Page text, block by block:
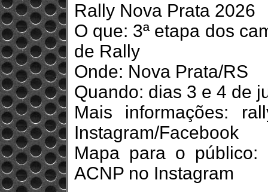
Rally Nova Prata 2026
O que: 3ª etapa dos
de Rally
Onde: Nova Prata/RS
Quando: dias 3 e 4 de
Mais informações:
Instagram/Facebook
Mapa para o
ACNP no Instagram